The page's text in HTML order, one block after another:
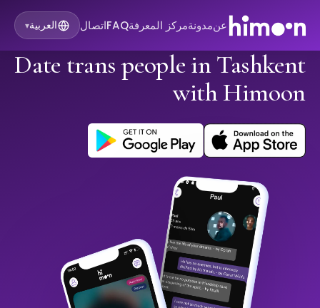
عنمدونةمركز المعرفةFAQاتصال العربية▾
Date trans people in Tashkent
with Himoon